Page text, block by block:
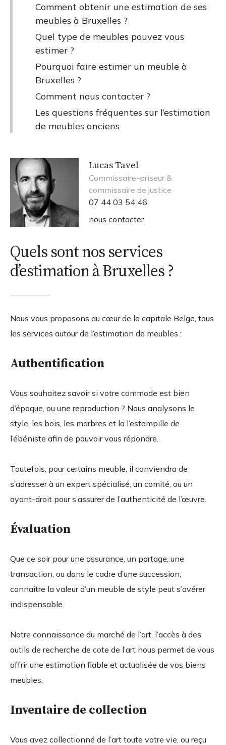
Comment obtenir une estimation de ses
meubles à Bruxelles ?
Quel type de meubles pouvez vous
estimer ?
Pourquoi faire estimer un meuble à
Bruxelles ?
Comment nous contacter ?
Les questions fréquentes sur l’estimation
de meubles anciens
Lucas Tavel
Commissaire-priseur &
commissaire de justice
07 44 03 54 46
nous contacter
Quels sont nos services
d’estimation à Bruxelles ?
Nous vous proposons au cœur de la capitale Belge, tous
les services autour de l’estimation de meubles :
Authentification
Vous souhaitez savoir si votre commode est bien
d’époque, ou une reproduction ? Nous analysons le
style, les bois, les marbres et la l’estampille de
l’ébéniste afin de pouvoir vous répondre.
Toutefois, pour certains meuble, il conviendra de
s’adresser à un expert spécialisé, un comité, ou un
ayant-droit pour s’assurer de l’authenticité de l’œuvre.
Évaluation
Que ce soir pour une assurance, un partage, une
transaction, ou dans le cadre d’une succession,
connaître la valeur d’un meuble de style peut s’avérer
indispensable.
Notre connaissance du marché de l’art, l’accès à des
outils de recherche de cote de l’art nous permet de vous
offrir une estimation fiable et actualisée de vos biens
meubles.
Inventaire de collection
Vous avez collectionné de l’art toute votre vie, ou reçu